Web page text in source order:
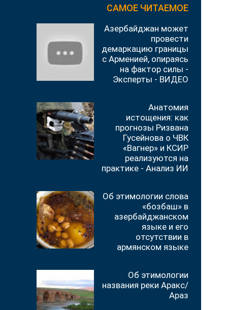
САМОЕ ЧИТАЕМОЕ
Азербайджан может
провести
демаркацию границы
с Арменией, опираясь
на фактор силы -
Эксперты - ВИДЕО
Анатомия
истощения: как
прогнозы Ризвана
Гусейнова о ЧВК
«Вагнер» и КСИР
реализуются на
практике - Анализ ИИ
Об этимологии слова
«бозбаш» в
азербайджанском
языке и его
отсутствии в
армянском языке
Об этимологии
названия реки Аракс/
Араз